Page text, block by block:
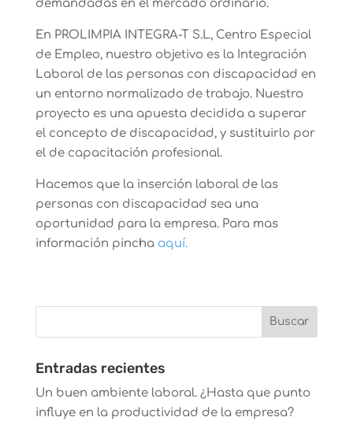
demandadas en el mercado ordinario.
En PROLIMPIA INTEGRA-T S.L, Centro Especial
de Empleo, nuestro objetivo es la Integración
Laboral de las personas con discapacidad en
un entorno normalizado de trabajo. Nuestro
proyecto es una apuesta decidida a superar
el concepto de discapacidad, y sustituirlo por
el de capacitación profesional.
Hacemos que la inserción laboral de las
personas con discapacidad sea una
oportunidad para la empresa. Para mas
información pincha aquí.
Entradas recientes
Un buen ambiente laboral. ¿Hasta que punto
influye en la productividad de la empresa?